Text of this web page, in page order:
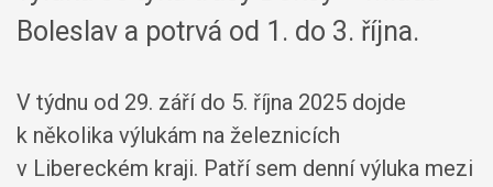
Boleslav a potrvá od 1. do 3. října.
V týdnu od 29. září do 5. října 2025 dojde
k několika výlukám na železnicích
v Libereckém kraji. Patří sem denní výluka mezi